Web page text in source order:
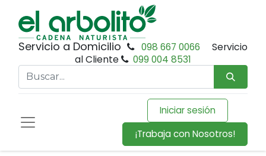
Servicio a Domicilio 098 667 0066
Servicio
al Cliente
099 004 8531
Iniciar sesión
¡Trabaja con Nosotros!